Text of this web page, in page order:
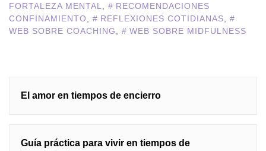
FORTALEZA MENTAL
RECOMENDACIONES
CONFINAMIENTO
REFLEXIONES COTIDIANAS
WEB SOBRE COACHING
WEB SOBRE MIDFULNESS
El amor en tiempos de encierro
Guía práctica para vivir en tiempos de